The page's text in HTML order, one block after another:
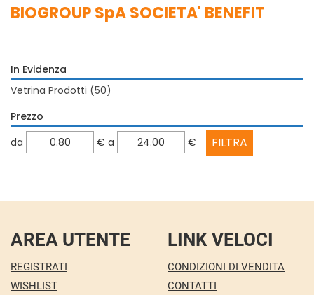
BIOGROUP SpA SOCIETA' BENEFIT
In Evidenza
Vetrina Prodotti (50)
Prezzo
filtra
da € filtra
a €
AREA UTENTE
REGISTRATI
WISHLIST
LINK VELOCI
CONDIZIONI DI VENDITA
CONTATTI